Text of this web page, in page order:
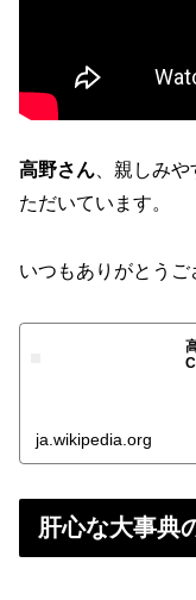
高野さん 、親しみ
ただいています。
いつもありがとうご
ja.wikipedia.org
肝心な大事典